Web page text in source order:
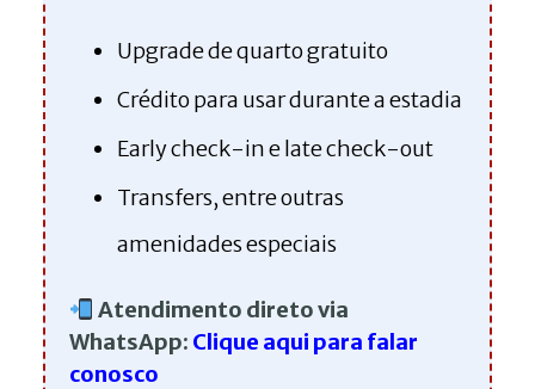
Upgrade de quarto gratuito
Crédito para usar durante a estadia
Early check-in e late check-out
Transfers, entre outras
amenidades especiais
Atendimento direto via
WhatsApp: Clique aqui para falar
conosco